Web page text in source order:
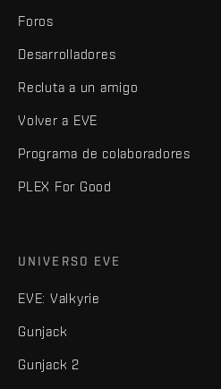
Foros
Desarrolladores
Recluta a un amigo
Volver a EVE
Programa de colaboradores
PLEX For Good
UNIVERSO EVE
EVE: Valkyrie
Gunjack
Gunjack 2